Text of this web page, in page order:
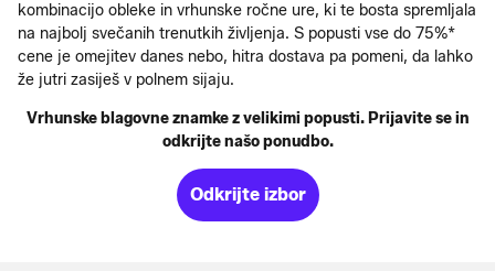
kombinacijo obleke in vrhunske ročne ure, ki te bosta spremljala
na najbolj svečanih trenutkih življenja. S popusti vse do 75%*
cene je omejitev danes nebo, hitra dostava pa pomeni, da lahko
že jutri zasiješ v polnem sijaju.
Vrhunske blagovne znamke z velikimi popusti. Prijavite se in
odkrijte našo ponudbo.
Odkrijte izbor